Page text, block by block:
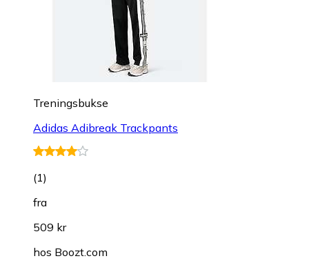
Treningsbukse
Adidas Adibreak Trackpants
(1)
fra
509 kr
hos Boozt.com